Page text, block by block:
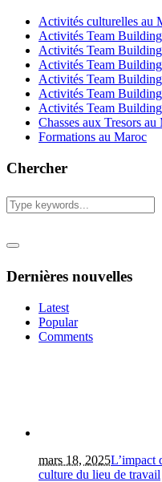
Activités culturelles au
Activités Team
Activités Team
Activités Team
Activités Team
Activités Team
Activités Team
Chasses aux Tresors au
Formations au Maroc
Chercher
Dernières nouvelles
Latest
Popular
Comments
mars 18, 2025L’impact
culture du lieu de travail